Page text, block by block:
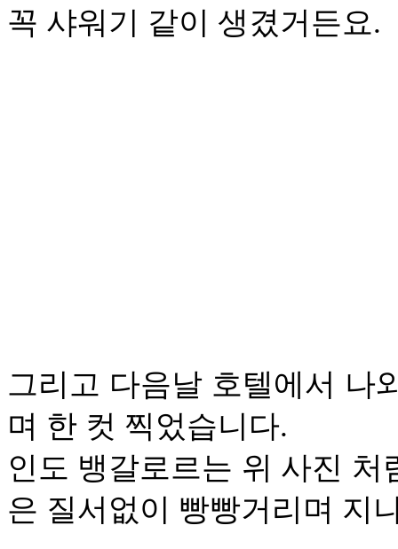
꼭 샤워기 같이 생겼거든요.
그리고 다음날 호텔에서 나
며 한 컷 찍었습니다.
인도 뱅갈로르는 위 사진
은 질서없이 빵빵거리며 지